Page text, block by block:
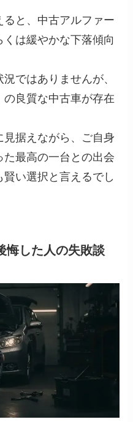
と、中古アルファー
くは緩やかな下落傾向
ではありませんが、
良質な中古車が存在
据えながら、ご自身
最高の一台との出会
い選択と言えるでし
悔した人の失敗談